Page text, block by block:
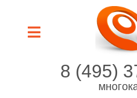
8 (495)